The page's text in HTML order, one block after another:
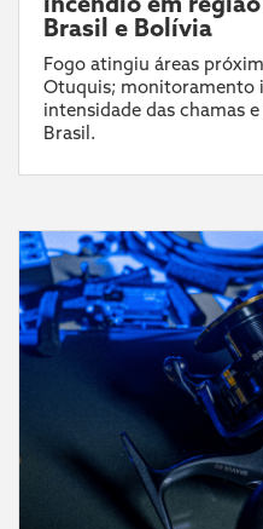
Brasil e Bolívia
Fogo atingiu áreas
Otuquis; monitoramento
intensidade das chamas
Brasil.